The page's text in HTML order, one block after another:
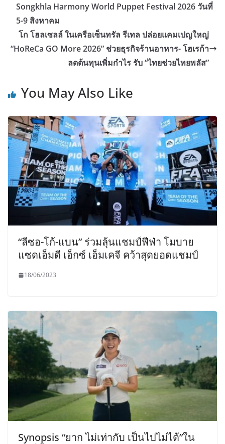
Songkhla Harmony World Puppet Festival 2026 วันที่
5-9 สิงหาคม
โก โฮลเซลล์ ในเครือเซ็นทรัล รีเทล ปล่อยแคมเปญใหญ่
“HoReCa GO More 2026” ช่วยธุรกิจร้านอาหาร- โฮเรก้า
ลดต้นทุนเพิ่มกำไร รับ “ไทยช่วยไทยพลัส”
You May Also Like
“ลีซอ-โก้-แบน” ร่วมลุ้นแชมป์ฟีฟ่า โมบาย
แซดเอ็มดี เอ็กซ์ เอ็มเคจี คว้าสุดยอดแชมป์
18/06/2023
Synopsis “ยาก ไม่เท่ากับ เป็นไปไม่ได้”ใน